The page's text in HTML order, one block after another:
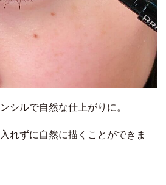
シルで自然な仕上がりに。
れずに自然に描くことができま